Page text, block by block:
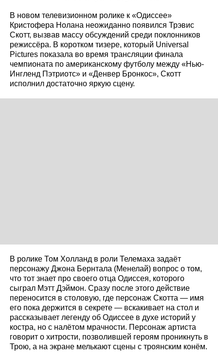
В новом телевизионном ролике к «Одиссее»
Кристофера Нолана неожиданно появился Трэвис
Скотт, вызвав массу обсуждений среди поклонников
режиссёра. В коротком тизере, который Universal
Pictures показала во время трансляции финала
чемпионата по американскому футболу между «Нью-
Ингленд Пэтриотс» и «Денвер Бронкос», Скотт
исполнил достаточно яркую сцену.
В ролике Том Холланд в роли Телемаха задаёт
персонажу Джона Бернтала (Менелай) вопрос о том,
что тот знает про своего отца Одиссея, которого
сыграл Мэтт Дэймон. Сразу после этого действие
переносится в столовую, где персонаж Скотта — имя
его пока держится в секрете — вскакивает на стол и
рассказывает легенду об Одиссее в духе историй у
костра, но с налётом мрачности. Персонаж артиста
говорит о хитрости, позволившей героям проникнуть в
Трою, а на экране мелькают сцены с троянским конём.